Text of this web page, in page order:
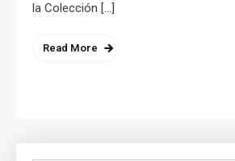
la Colección […]
Read More